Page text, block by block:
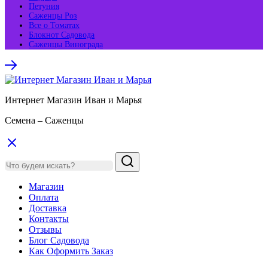
Петуния
Саженцы Роз
Все о Томатах
Блокнот Садовода
Саженцы Винограда
Интернет Магазин Иван и Марья
Семена – Саженцы
Магазин
Оплата
Доставка
Контакты
Отзывы
Блог Садовода
Как Оформить Заказ